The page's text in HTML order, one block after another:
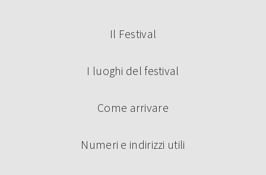
Il Festival
I luoghi del festival
Come arrivare
Numeri e indirizzi utili